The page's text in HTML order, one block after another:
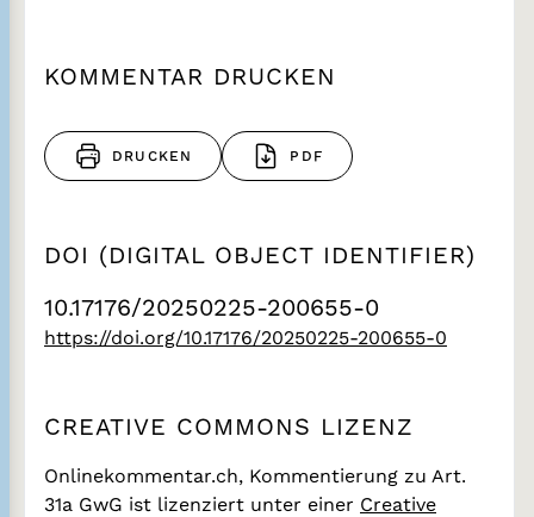
KOMMENTAR DRUCKEN
DRUCKEN PDF
DOI (DIGITAL OBJECT IDENTIFIER)
10.17176/20250225-200655-0
https://doi.org/10.17176/20250225-200655-0
CREATIVE COMMONS LIZENZ
Onlinekommentar.ch, Kommentierung zu Art.
31a GwG ist lizenziert unter einer Creative